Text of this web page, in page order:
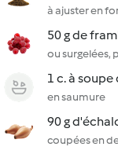
à ajuster en
50 g de
ou surgelées,
1 c. à
en saumure
90 g
coupées en